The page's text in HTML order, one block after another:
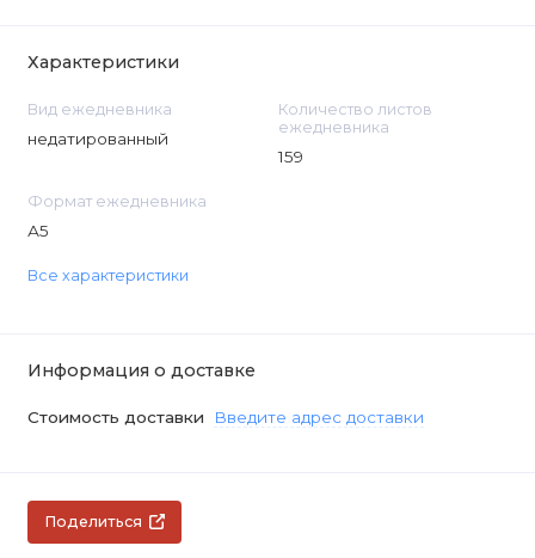
Характеристики
Вид ежедневника
недатированный
Количество листов
ежедневника
159
Формат ежедневника
А5
Все характеристики
Информация о доставке
Стоимость доставки Введите адрес доставки
Поделиться